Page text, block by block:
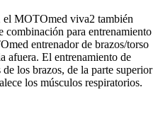
el MOTOmed viva2 también
combinación para entrenamiento
entrenador de brazos/torso
afuera. El entrenamiento de
los brazos, de la parte superior
los músculos respiratorios.